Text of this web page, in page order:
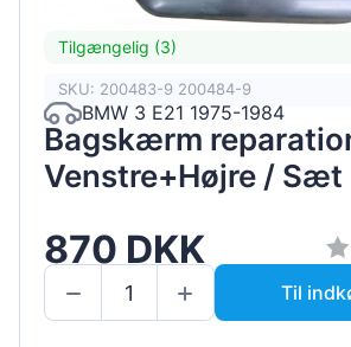
Tilgængelig (3)
SKU: 200483-9 200484-9
BMW 3 E21 1975-1984
Bagskærm
Venstre+Højre / Sæt
870 DKK
Til